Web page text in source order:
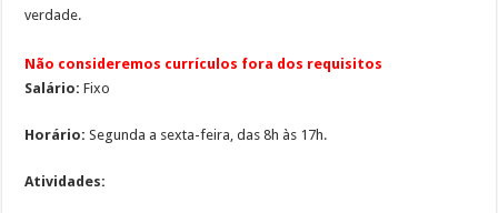
verdade.
Não consideremos currículos fora dos requisitos
Salário:Fixo
Horário:Segunda a sexta-feira, das 8h às 17h.
Atividades: